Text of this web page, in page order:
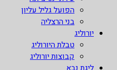
הפועל גליל עליון
בני הרצליה
יורוליג
טבלת היורוליג
קבוצות יורוליג